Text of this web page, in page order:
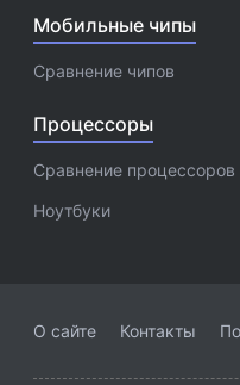
Мобильные чипы
Сравнение чипов
Процессоры
Сравнение процессоров
Ноутбуки
О сайте Контакты